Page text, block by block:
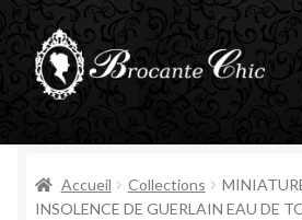
Aller
à
la
Aller
au
contenu
Tous les produits
Accueil Collections
INSOLENCE DE GUERLAIN EAU DE